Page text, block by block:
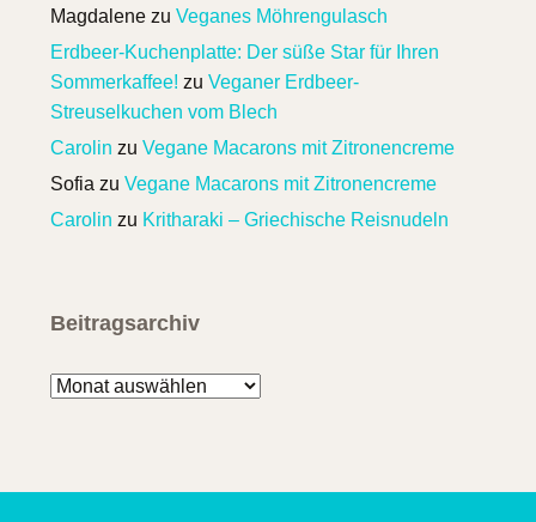
Magdalenezu Veganes Möhrengulasch
Erdbeer-Kuchenplatte: Der süße Star für Ihren
Sommerkaffee! zu Veganer Erdbeer-
Streuselkuchen vom Blech
Carolin zu Vegane Macarons mit Zitronencreme
Sofia zu Vegane Macarons mit Zitronencreme
Carolin zu Kritharaki – Griechische Reisnudeln
Beitragsarchiv
Beitragsarchiv